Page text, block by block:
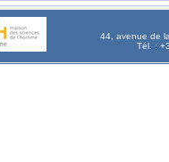
44, avenue de
Tél. :